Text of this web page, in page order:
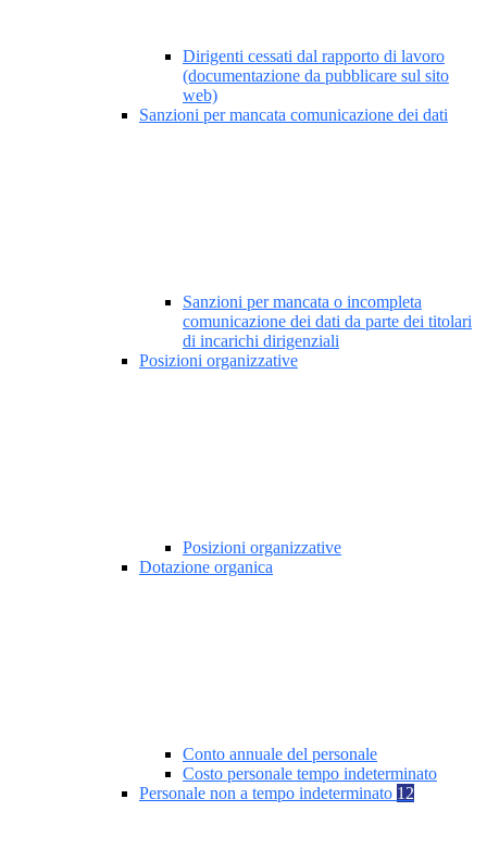
Dirigenti cessati dal rapporto di lavoro
(documentazione da pubblicare sul sito
web)
Sanzioni per mancata comunicazione dei dati
Sanzioni per mancata o incompleta
comunicazione dei dati da parte dei titolari
di incarichi dirigenziali
Posizioni organizzative
Posizioni organizzative
Dotazione organica
Conto annuale del personale
Costo personale tempo indeterminato
Personale non a tempo indeterminato 12